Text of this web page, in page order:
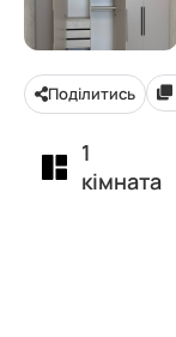
Поділитись
1
кімната